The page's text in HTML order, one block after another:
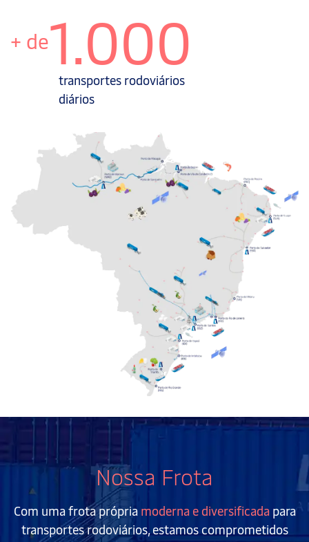
+ de1.000
transportes rodoviários
diários
Nossa Frota
Com uma frota própria moderna e diversificada para
transportes rodoviários, estamos comprometidos